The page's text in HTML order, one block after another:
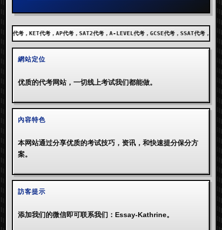
，AP代考，SAT2代考，A-LEVEL代考，GCSE代考，SSAT代考，出国留学代考
網站定位
优质的代考网站，一切线上考试我们都能做。
內容特色
本网站通过分享优质的考试技巧，资讯，和快速提分保分方
案。
訪客提示
添加我们的微信即可联系我们：Essay-Kathrine。